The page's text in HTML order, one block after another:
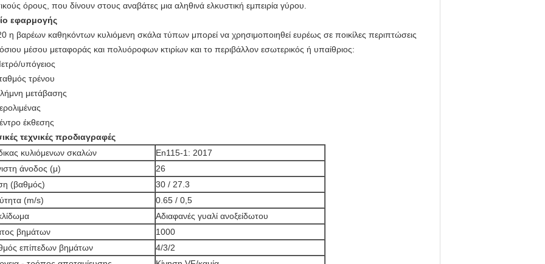
όρους, που δίνουν στους αναβάτες μια αληθινά ελκυστική εμπειρία γύρου.
εφαρμογής
η βαρέων καθηκόντων κυλιόμενη σκάλα τύπων μπορεί να χρησιμοποιηθεί ευρέως σε ποικίλες περιπτώσεις
μέσου μεταφοράς και πολυόροφων κτιρίων και το περιβάλλον εσωτερικός ή υπαίθριος:
υπόγειος
τρένου
μετάβασης
έκθεσης
τεχνικές προδιαγραφές
κυλιόμενων σκαλών
En115-1: 2017
άνοδος (μ)
26
(βαθμός)
30 / 27.3
(m/s)
0.65 / 0,5
Αδιαφανές γυαλί ανοξείδωτου
βημάτων
1000
επίπεδων βημάτων
4/3/2